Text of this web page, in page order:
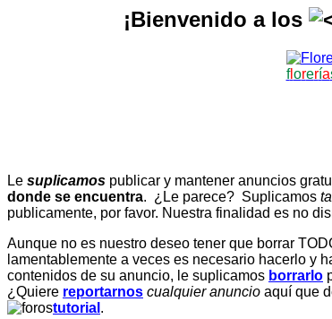
¡Bienvenido a los
florería
Le suplicamos publicar y mantener anuncios
donde se encuentra. ¿Le parece? Suplicamos
publicamente, por favor. Nuestra finalidad es no
Aunque no es nuestro deseo tener que borrar
lamentablemente a veces es necesario hacerlo y
contenidos de su anuncio, le suplicamos borrarlo
¿Quiere reportarnos cualquier anuncio aquí que
tutorial .